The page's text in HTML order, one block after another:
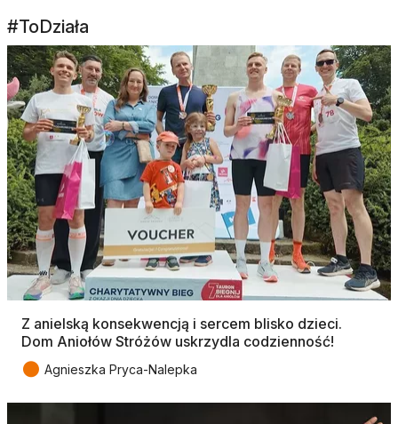
#ToDziała
Z anielską konsekwencją i sercem blisko dzieci.
Dom Aniołów Stróżów uskrzydla codzienność!
● Agnieszka Pryca-Nalepka